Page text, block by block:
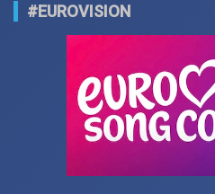
#EUROVISION